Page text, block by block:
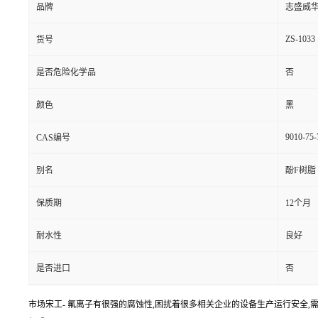
品牌 志盛威
货号 ZS-1033
是否危险化学品 否
颜色 黑
CAS编号 9010-75-
别名 酚F树脂
保质期 12个月
耐水性 良好
是否进口 否
市场宋工- 氟离子有很强的腐蚀性,困扰着很多相关企业的设备生产运行安全,需